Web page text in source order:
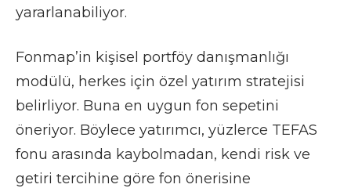
yararlanabiliyor.
Fonmap’in kişisel portföy danışmanlığı
modülü, herkes için özel yatırım stratejisi
belirliyor. Buna en uygun fon sepetini
öneriyor. Böylece yatırımcı, yüzlerce TEFAS
fonu arasında kaybolmadan, kendi risk ve
getiri tercihine göre fon önerisine